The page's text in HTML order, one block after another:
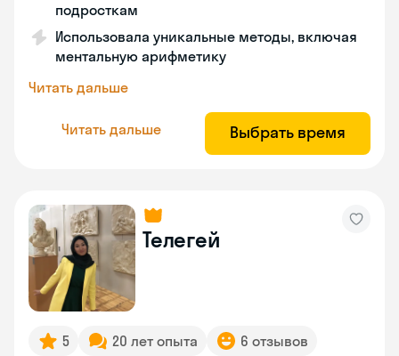
подросткам
Использовала уникальные методы, включая
ментальную арифметику
Читать дальше
Читать дальше Выбрать время
Телегей
5 20 лет опыта 6 отзывов